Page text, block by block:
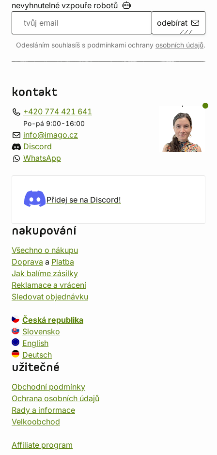
nevyhnutelné vzpouře robotů
odebírat
Odesláním souhlasíš s podmínkami ochrany osobních údajů.
kontakt
+420 774 421 641
Po-pá 9:00-16:00
info@imago.cz
Discord
WhatsApp
Přidej se na Discord!
nakupování
Všechno o nákupu
Doprava a Platba
Jak balíme zásilky
Reklamace a vrácení
Sledovat objednávku
Česká republika
Slovensko
English
Deutsch
užitečné
Obchodní podmínky
Ochrana osobních údajů
Rady a informace
Velkoobchod
Affiliate program